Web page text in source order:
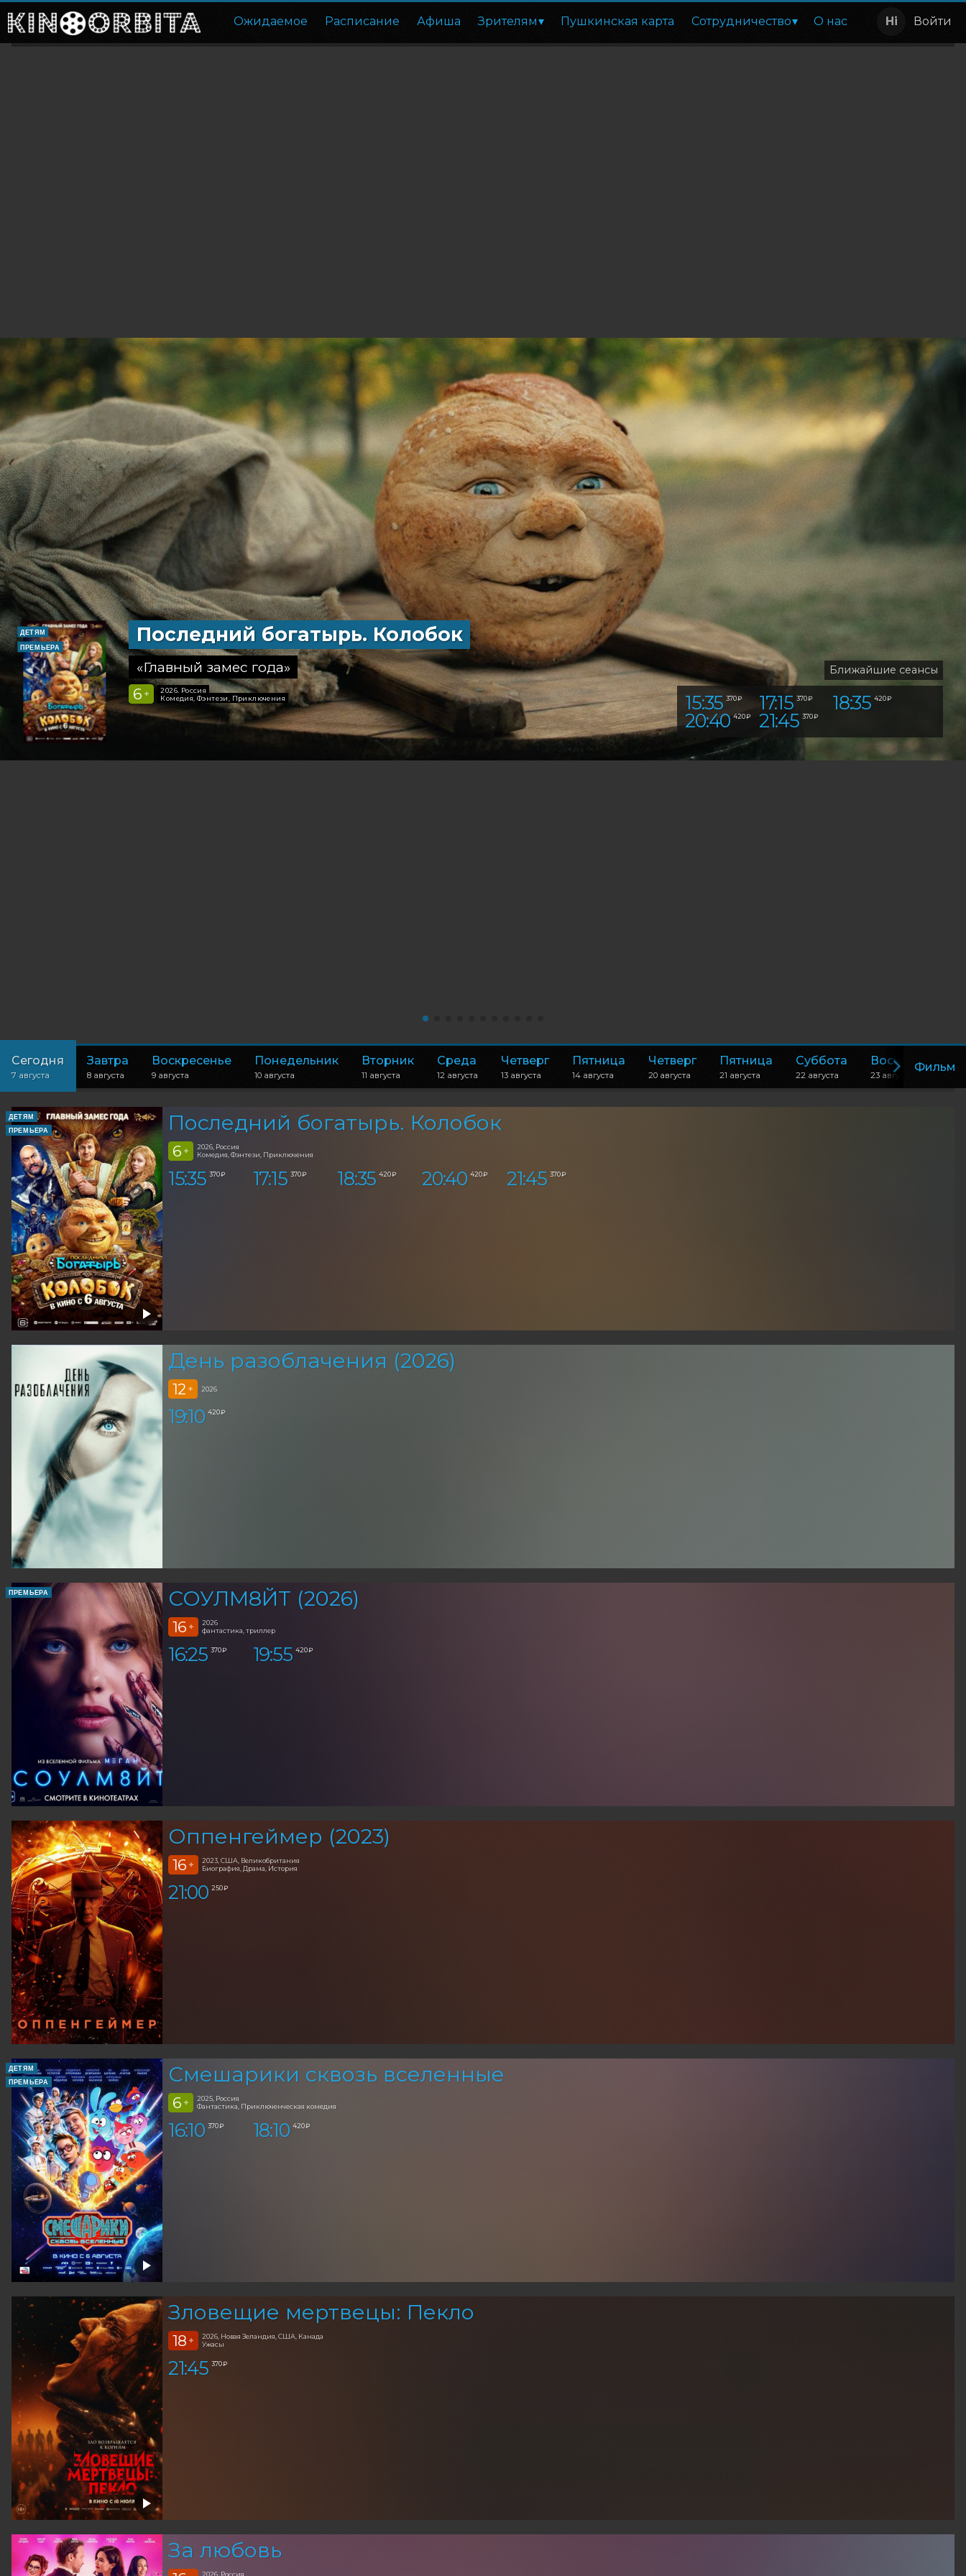
Ожидаемое Расписание Афиша Зрителям Пушкинская карта Сотрудничество О нас Войти
ДЕТЯМ
ПРЕМЬЕРА
Последний богатырь. Колобок
«Главный замес года»
6 +
2026, Россия
Комедия, Фэнтези, Приключения
Ближайшие сеансы
15:35 370 ₽ 17:15 370 ₽ 18:35 420 ₽
20:40 420 ₽ 21:45 370 ₽
Сегодня
7 августа
Завтра
8 августа
Воскресенье
9 августа
Понедельник
10 августа
Вторник
11 августа
Среда
12 августа
Четверг
13 августа
Пятница
14 августа
Четверг
20 августа
Пятница
21 августа
Суббота
22 августа
Воскресенье
23 августа
Фильм
ДЕТЯМ
ПРЕМЬЕРА
Последний богатырь. Колобок
6 +
2026, Россия
Комедия, Фэнтези, Приключения
15:35 370 ₽ 17:15 370 ₽ 18:35 420 ₽ 20:40 420 ₽ 21:45 370 ₽
День разоблачения (2026)
12 + 2026
19:10 420 ₽
ПРЕМЬЕРА СОУЛМ8ЙТ (2026)
16 +
2026
фантастика, триллер
16:25 370 ₽ 19:55 420 ₽
Оппенгеймер (2023)
16 +
2023, США, Великобритания
Биография, Драма, История
21:00 250 ₽
ДЕТЯМ
ПРЕМЬЕРА
Смешарики сквозь вселенные
6 +
2025, Россия
Фантастика, Приключенческая комедия
16:10 370 ₽ 18:10 420 ₽
Зловещие мертвецы: Пекло
18 +
2026, Новая Зеландия, США, Канада
Ужасы
21:45 370 ₽
За любовь
2026, Россия